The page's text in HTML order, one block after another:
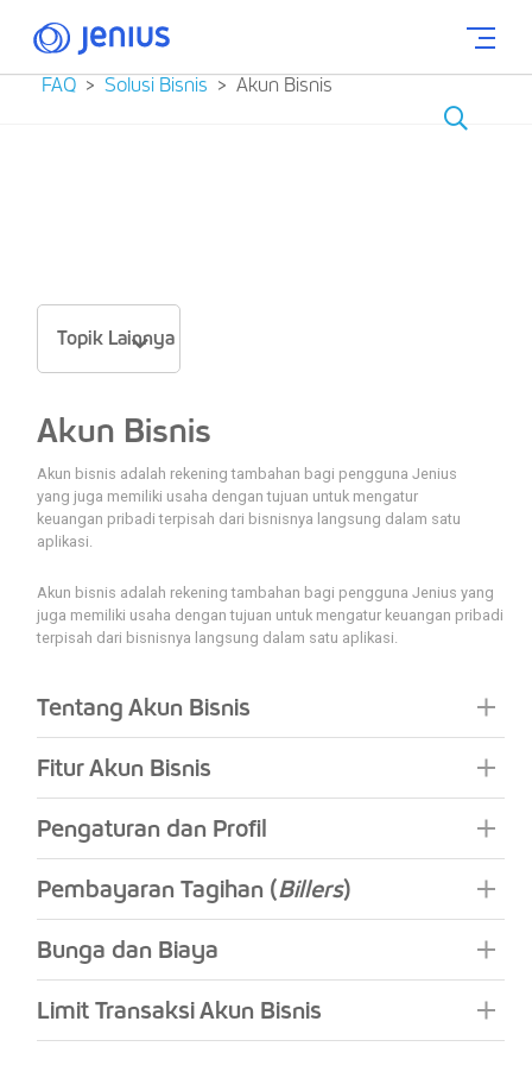
FAQ Solusi Bisnis Akun Bisnis
Topik Lainnya
Akun Bisnis
Akun bisnis adalah rekening tambahan bagi pengguna Jenius
yang juga memiliki usaha dengan tujuan untuk mengatur
keuangan pribadi terpisah dari bisnisnya langsung dalam satu
aplikasi.
Akun bisnis adalah rekening tambahan bagi pengguna Jenius yang
juga memiliki usaha dengan tujuan untuk mengatur keuangan pribadi
terpisah dari bisnisnya langsung dalam satu aplikasi.
Tentang Akun Bisnis
Fitur Akun Bisnis
Pengaturan dan Profil
Pembayaran Tagihan (Billers)
Bunga dan Biaya
Limit Transaksi Akun Bisnis